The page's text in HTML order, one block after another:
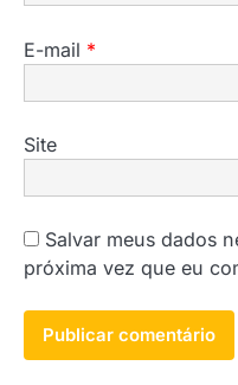
E-mail *
Site
Salvar meus dados
próxima vez que eu